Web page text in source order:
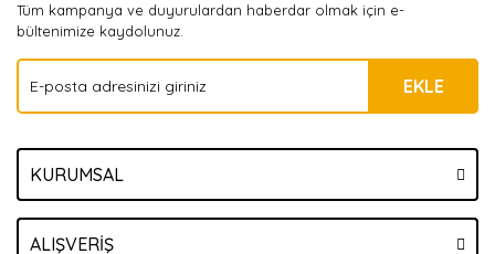
Tüm kampanya ve duyurulardan haberdar olmak için e-
bültenimize kaydolunuz.
EKLE
KURUMSAL
ALIŞVERİŞ